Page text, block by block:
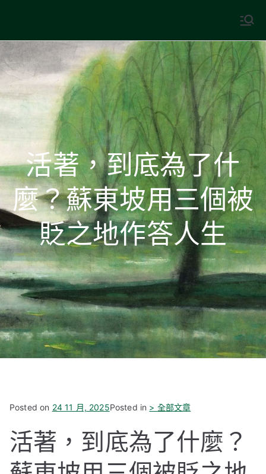
content
中國古典文學
活著，到底為了什
麼？蘇東坡用三個被
貶之地作答人生
Posted on 24 11 月, 2025Posted in > 全部文章
活著，到底為了什麼？